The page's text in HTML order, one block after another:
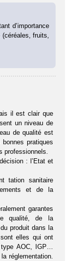
d’importance
fruits,
il est clair que
un niveau de
de qualité est
pratiques
professionnels.
: l’Etat et
tation sanitaire
et de la
garantes
qualité, de la
produit dans la
elles qui ont
AOC, IGP…
réglementation.